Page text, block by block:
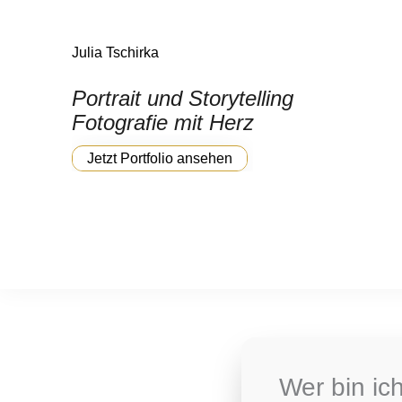
Julia Tschirka
Portrait und Storytelling
Fotografie mit Herz
Jetzt Portfolio ansehen
Wer bin